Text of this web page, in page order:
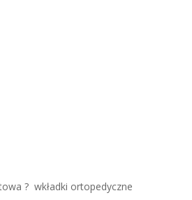
? wkładki ortopedyczne